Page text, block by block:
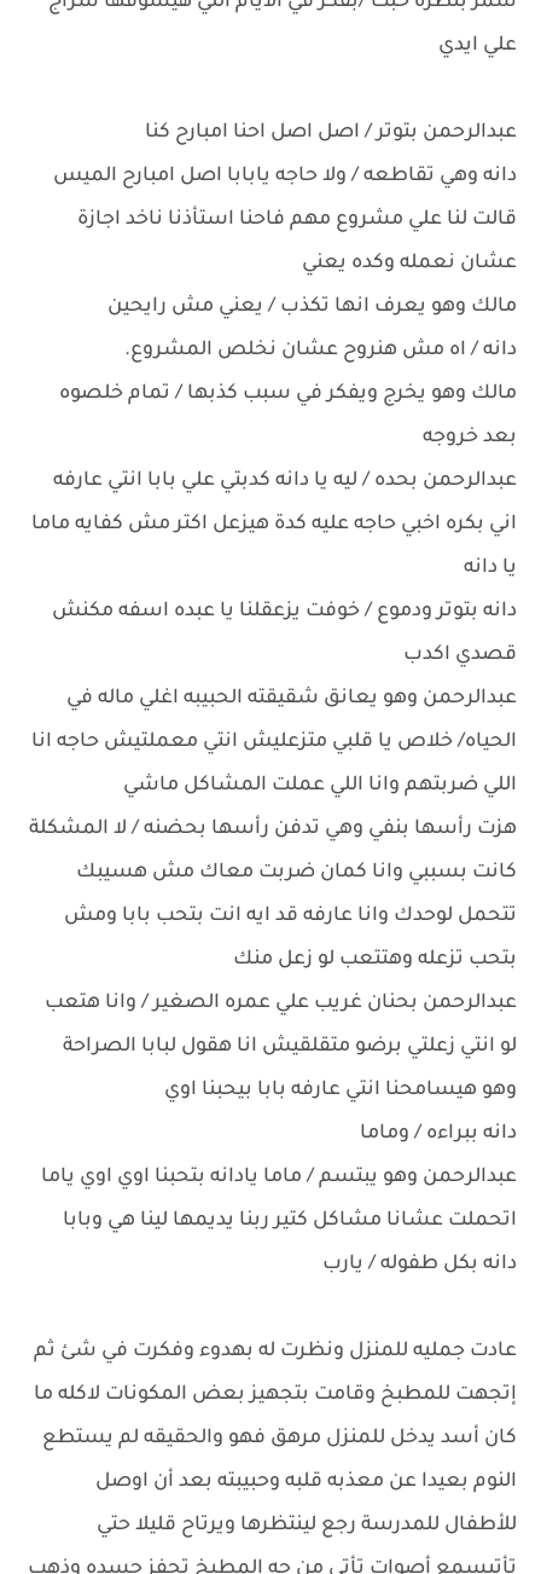
علي ايدي
عبدالرحمن بتوتر / اصل اصل احنا امبارح كنا
دانه وهي تقاطعه / ولا حاجه يابابا اصل امبارح الميس
قالت لنا علي مشروع مهم فاحنا استأذنا ناخد اجازة
عشان نعمله وكده يعني
مالك وهو يعرف انها تكذب / يعني مش رايحين
دانه / اه مش هنروح عشان نخلص المشروع.
مالك وهو يخرج ويفكر في سبب كذبها / تمام خلصوه
بعد خروجه
عبدالرحمن بحده / ليه يا دانه كدبتي علي بابا انتي عارفه
اني بكره اخبي حاجه عليه كدة هيزعل اكتر مش كفايه ماما
يا دانه
دانه بتوتر ودموع / خوفت يزعقلنا يا عبده اسفه مكنش
قصدي اكدب
عبدالرحمن وهو يعانق شقيقته الحبيبه اغلي ماله في
الحياه/ خلاص يا قلبي متزعليش انتي معملتيش حاجه انا
اللي ضربتهم وانا اللي عملت المشاكل ماشي
هزت رأسها بنفي وهي تدفن رأسها بحضنه / لا المشكلة
كانت بسببي وانا كمان ضربت معاك مش هسيبك
تتحمل لوحدك وانا عارفه قد ايه انت بتحب بابا ومش
بتحب تزعله وهتتعب لو زعل منك
عبدالرحمن بحنان غريب علي عمره الصغير / وانا هتعب
لو انتي زعلتي برضو متقلقيش انا هقول لبابا الصراحة
وهو هيسامحنا انتي عارفه بابا بيحبنا اوي
دانه ببراءه / وماما
عبدالرحمن وهو يبتسم / ماما يادانه بتحبنا اوي اوي ياما
اتحملت عشانا مشاكل كتير ربنا يديمها لينا هي وبابا
دانه بكل طفوله / يارب
عادت جمليه للمنزل ونظرت له بهدوء وفكرت في شئ ثم
إتجهت للمطبخ وقامت بتجهيز بعض المكونات لاكله ما
كان أسد يدخل للمنزل مرهق فهو والحقيقه لم يستطع
النوم بعيدا عن معذبه قلبه وحبيبته بعد أن اوصل
للأطفال للمدرسة رجع لينتظرها ويرتاح قليلا حتي
تأتيسمع أصوات تأتي من جه المطبخ تحفز جسده وذهب